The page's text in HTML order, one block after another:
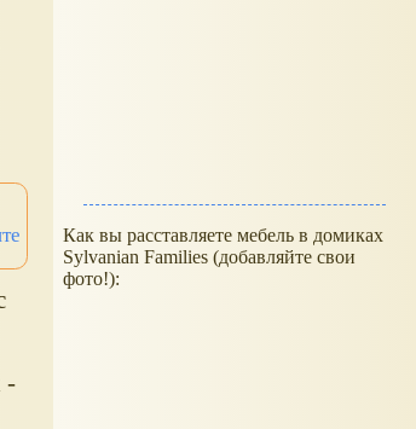
-
Как вы расставляете мебель в домиках
Sylvanian Families (добавляйте свои
фото!):